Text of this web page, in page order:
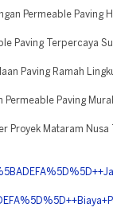
Permeable Paving
Paving Terpercaya
Paving Ramah
Permeable Paving
Proyek Mataram Nusa